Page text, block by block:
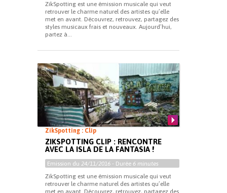
ZikSpotting est une émission musicale qui veut
retrouver le charme naturel des artistes qu’elle
met en avant. Découvrez, retrouvez, partagez des
styles musicaux frais et nouveaux. Aujourd’hui,
partez à...
ZikSpotting : Clip
ZIKSPOTTING CLIP : RENCONTRE
AVEC LA ISLA DE LA FANTASIA !
Emission du 24/11/2016 - Durée 6 minutes
ZikSpotting est une émission musicale qui veut
retrouver le charme naturel des artistes qu’elle
met en avant. Découvrez, retrouvez, partagez des